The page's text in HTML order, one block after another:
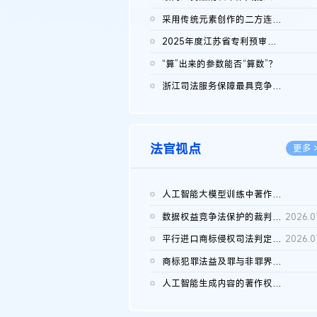
采用传统元素创作的二方连续装饰图案作品的独创性及侵权对比认定
2025年度江苏省专利预审典型案例
“算”出来的参数能否“算数”？
浙江司法服务保障最具竞争力营商环境建设典型案例（第二批）含侵...
法官视点 更多
人工智能大模型训练中著作权的合理使用
数据权益竞争法保护的裁判路径构建
平行进口商标侵权司法判定规则的困境与纾解
商标犯罪法益及罪与非罪界限研究
人工智能生成内容的著作权司法认定：演进逻辑、现实困境与规则建...